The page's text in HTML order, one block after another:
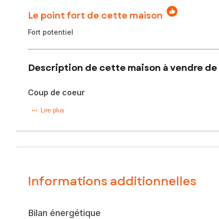
Le point fort de cette maison
Fort potentiel
Description de cette maison à vendre de
Coup de coeur
Venez découvrir cette magnifique propriété située sur la
Vous avez également l’opportunité d’agrandir cette
que les combles.
Des travaux sont nécessaires pour exploiter pleinement
Les informations sur les risques auxquels ce bien est
Lire plus
Informations additionnelles
Bilan énergétique